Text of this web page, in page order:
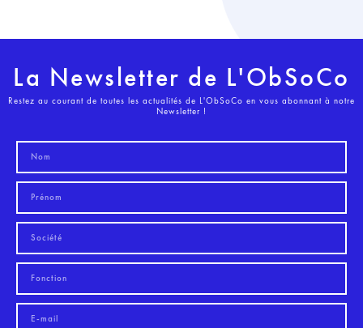
La Newsletter de L'ObSoCo
Restez au courant de toutes les actualités de L'ObSoCo en vous abonnant à notre
Newsletter !